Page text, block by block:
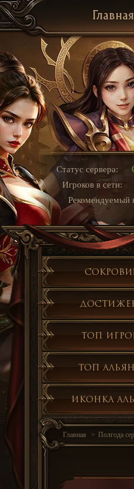
Главная
Статус сервера:
Игроков в сети:
Рекомендуемый
Топ
Топ
Иконка
Главная Полгода